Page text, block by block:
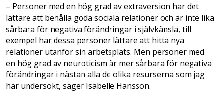
– Personer med en hög grad av extraversion har det
lättare att behålla goda sociala relationer och är inte lika
sårbara för negativa förändringar i självkänsla, till
exempel har dessa personer lättare att hitta nya
relationer utanför sin arbetsplats. Men personer med
en hög grad av neuroticism är mer sårbara för negativa
förändringar i nästan alla de olika resurserna som jag
har undersökt, säger Isabelle Hansson.